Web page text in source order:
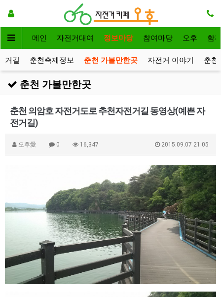
메인 자전거대여 정보마당 참여마당 오후 함
거길 춘천축제정보 춘천 가볼만한곳 자전거 이야기 춘천
춘천 가볼만한곳
춘천 의암호 자전거도로 추천자전거길 동영상(예쁜 자
전거길)
오후愛 0 16,347 2015.09.07 21:05